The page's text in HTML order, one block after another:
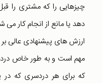
چیزهایی را که مشتری را
دهد یا مانع از انجام کار
ارزش های پیشنهادی عالی
مهم است و به طور خاص
که برای هر دردسری که در